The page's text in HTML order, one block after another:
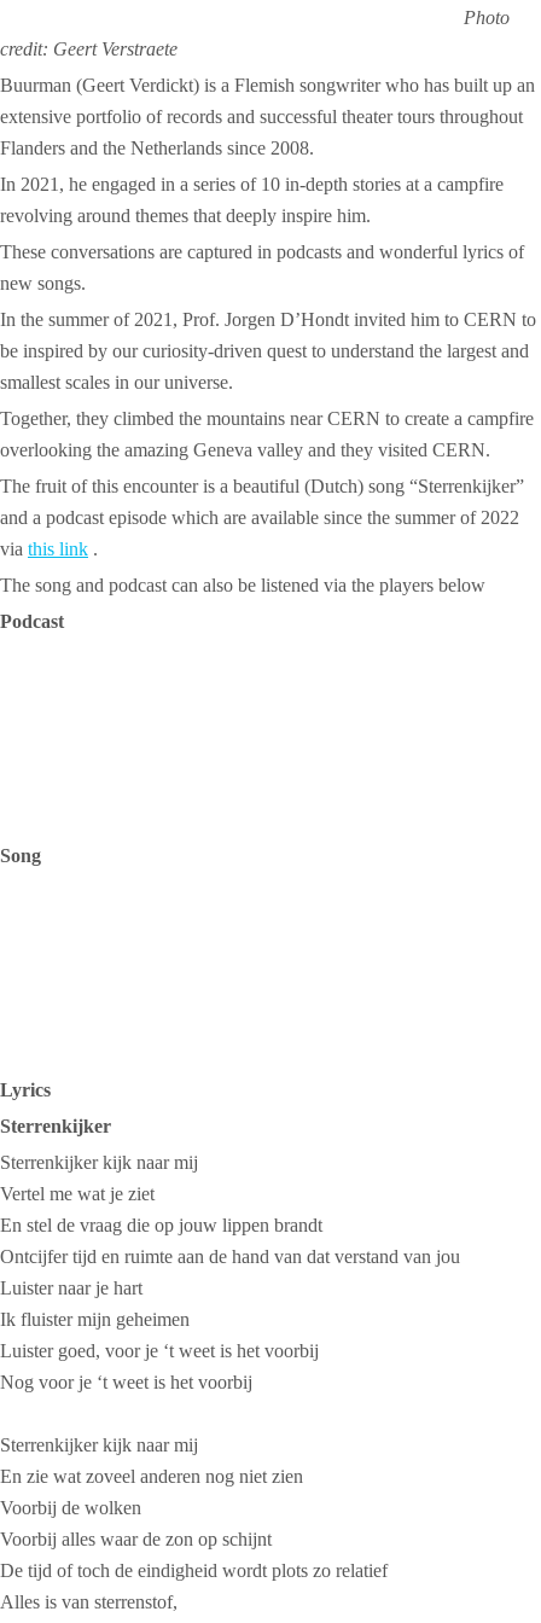
Photo
credit: Geert Verstraete
Buurman (Geert Verdickt) is a Flemish songwriter who has built up an
extensive portfolio of records and successful theater tours throughout
Flanders and the Netherlands since 2008.
In 2021, he engaged in a series of 10 in-depth stories at a campfire
revolving around themes that deeply inspire him.
These conversations are captured in podcasts and wonderful lyrics of
new songs.
In the summer of 2021, Prof. Jorgen D’Hondt invited him to CERN to
be inspired by our curiosity-driven quest to understand the largest and
smallest scales in our universe.
Together, they climbed the mountains near CERN to create a campfire
overlooking the amazing Geneva valley and they visited CERN.
The fruit of this encounter is a beautiful (Dutch) song “Sterrenkijker”
and a podcast episode which are available since the summer of 2022
via this link .
The song and podcast can also be listened via the players below
Podcast
Song
Lyrics
Sterrenkijker
Sterrenkijker kijk naar mij
Vertel me wat je ziet
En stel de vraag die op jouw lippen brandt
Ontcijfer tijd en ruimte aan de hand van dat verstand van jou
Luister naar je hart
Ik fluister mijn geheimen
Luister goed, voor je ‘t weet is het voorbij
Nog voor je ‘t weet is het voorbij
Sterrenkijker kijk naar mij
En zie wat zoveel anderen nog niet zien
Voorbij de wolken
Voorbij alles waar de zon op schijnt
De tijd of toch de eindigheid wordt plots zo relatief
Alles is van sterrenstof,